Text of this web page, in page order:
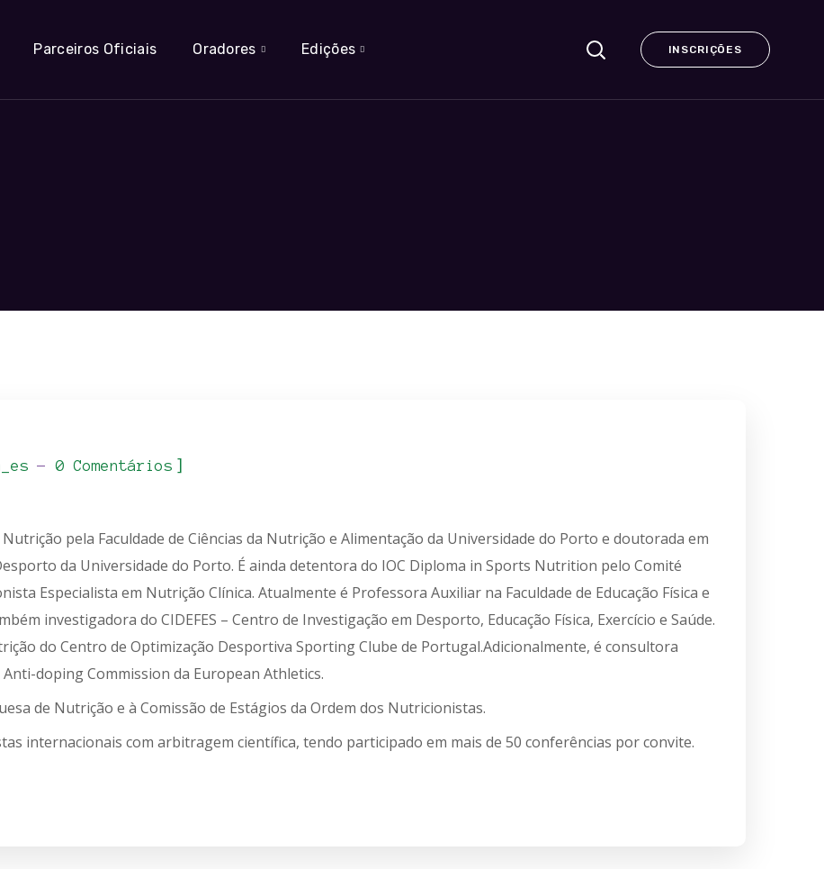
Parceiros Oficiais Oradores Edições INSCRIÇÕES
0 Comentários ]
pela Faculdade de Ciências da Nutrição e Alimentação da Universidade do Porto e doutorada em
da Universidade do Porto. É ainda detentora do IOC Diploma in Sports Nutrition pelo Comité
Especialista em Nutrição Clínica. Atualmente é Professora Auxiliar na Faculdade de Educação Física e
investigadora do CIDEFES – Centro de Investigação em Desporto, Educação Física, Exercício e Saúde.
do Centro de Optimização Desportiva Sporting Clube de Portugal.Adicionalmente, é consultora
doping Commission da European Athletics.
de Nutrição e à Comissão de Estágios da Ordem dos Nutricionistas.
internacionais com arbitragem científica, tendo participado em mais de 50 conferências por convite.